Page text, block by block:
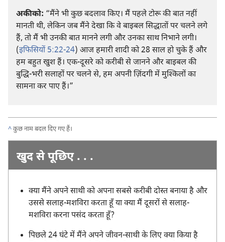
अकीको: “मैंने भी कुछ बदलाव किए। मैं पहले टोरू की बात नहीं
मानती थी, लेकिन जब मैंने देखा कि वे बाइबल सिद्धातों पर चलने लगे
हैं, तो मैं भी उनकी बात मानने लगी और उनका साथ निभाने लगी।
(इफिसियों 5:22-24) आज हमारी शादी को 28 साल हो चुके हैं और
हम बहुत खुश हैं। एक-दूसरे को करीबी से जानने और बाइबल की
बुद्धि-भरी सलाहों पर चलने से, हम अपनी ज़िंदगी में मुश्‍किलों का
सामना कर पाए हैं।”
^कुछ नाम बदल दिए गए हैं।
खुद से पूछिए . . .
क्या मैंने अपने साथी को अपना सबसे करीबी दोस्त बनाया है और
उससे सलाह-मशविरा करता हूँ या क्या मैं दूसरों से सलाह-
मशविरा करना पसंद करता हूँ?
पिछले 24 घंटे में मैंने अपने जीवन-साथी के लिए क्या किया है